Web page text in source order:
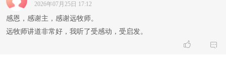
2026年07月25日 17:12
感恩，感谢主，感谢远牧师。
远牧师讲道非常好，我听了受感动，受启发。
 